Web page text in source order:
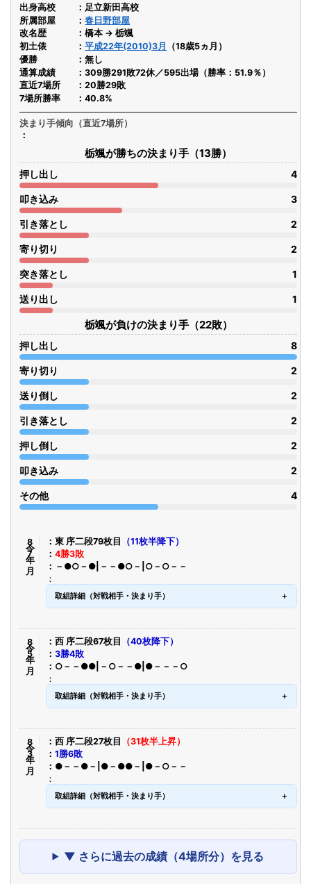
出身高校
足立新田高校
所属部屋
春日野部屋
改名歴
橋本 → 栃颯
初土俵
平成22年(2010)3月
（18歳5ヵ月）
優勝
無し
通算成績
309勝291敗72休／595出場（勝率：51.9％）
直近7場所
20勝29敗
7場所勝率
40.8%
決まり手傾向（直近7場所）
栃颯が勝ちの決まり手（13勝）
押し出し 4
叩き込み 3
引き落とし 2
寄り切り 2
突き落とし 1
送り出し 1
栃颯が負けの決まり手（22敗）
押し出し 8
寄り切り 2
送り倒し 2
引き落とし 2
押し倒し 2
叩き込み 2
その他 4
令8年7月 東 序二段79枚目
（11枚半降下）
4勝3敗
－●○－●|－－●○－|○－○－－
取組詳細（対戦相手・決まり手）
令8年5月 西 序二段67枚目
（40枚降下）
3勝4敗
○－－●●|－○－－●|●－－－○
取組詳細（対戦相手・決まり手）
令8年3月 西 序二段27枚目
（31枚半上昇）
1勝6敗
●－－●－|●－●●－|●－○－－
取組詳細（対戦相手・決まり手）
▼ さらに過去の成績（4場所分）を見る